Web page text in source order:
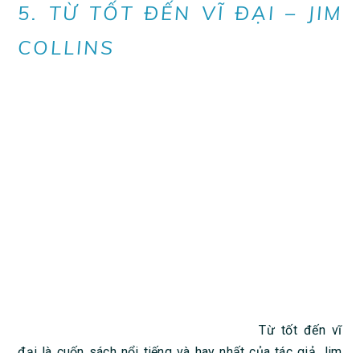
5. TỪ TỐT ĐẾN VĨ ĐẠI – JIM
COLLINS
Từ tốt đến vĩ